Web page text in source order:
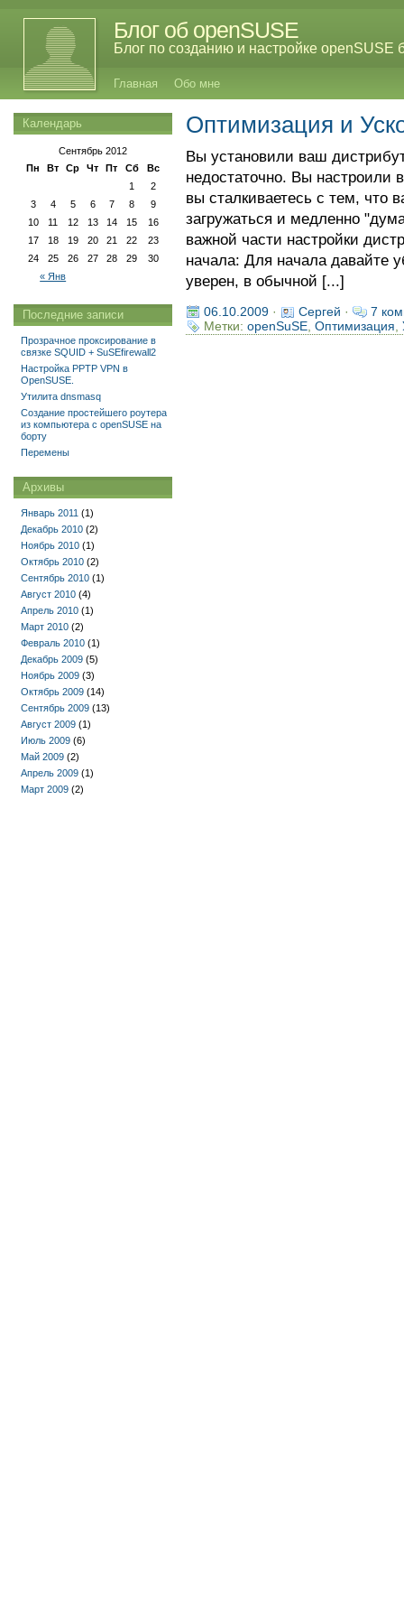
Блог об openSUSE
Блог по созданию и настройке openSUSE
Главная Обо мне
Оптимизация и
Вы установили ваш
недостаточно. Вы настроили
вы сталкиваетесь с тем, что
загружаться и медленно
важной части настройки
начала: Для начала давайте
уверен, в обычной [...]
06.10.2009· Сергей ·
7
Метки: openSuSE, Оптимизация
Календарь
Сентябрь 2012
Пн
Вт Ср Чт Пт Сб Вс
« Янв
1
2
3
4 5 6 7 8
9
10
11 12 13 14 15
16
17
18 19 20 21 22
23
24
25 26 27 28 29 30
Последние записи
Прозрачное проксирование в
связке SQUID + SuSEfirewall2
Настройка PPTP VPN в
OpenSUSE.
Утилита dnsmasq
Создание простейшего роутера
из компьютера с openSUSE на
борту
Перемены
Архивы
Январь 2011 (1)
Декабрь 2010 (2)
Ноябрь 2010 (1)
Октябрь 2010 (2)
Сентябрь 2010 (1)
Август 2010 (4)
Апрель 2010 (1)
Март 2010 (2)
Февраль 2010 (1)
Декабрь 2009 (5)
Ноябрь 2009 (3)
Октябрь 2009 (14)
Сентябрь 2009 (13)
Август 2009 (1)
Июль 2009 (6)
Май 2009 (2)
Апрель 2009 (1)
Март 2009 (2)